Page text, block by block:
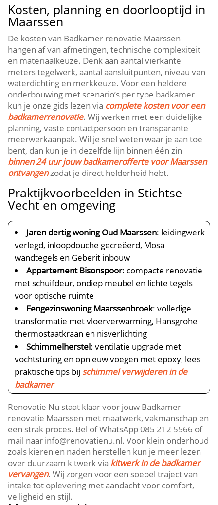
Kosten, planning en doorlooptijd in
Maarssen
De kosten van Badkamer renovatie Maarssen
hangen af van afmetingen, technische complexiteit
en materiaalkeuze.​ Denk aan aantal vierkante
meters tegelwerk, aantal aansluitpunten, niveau van
waterdichting en merkkeuze.​ Voor een heldere
onderbouwing met scenario’s per type badkamer
kun je onze gids lezen via complete kosten voor een
badkamerrenovatie.​ Wij werken met een duidelijke
planning, vaste contactpersoon en transparante
meerwerkaanpak.​ Wil je snel weten waar je aan toe
bent, dan kun je in dezelfde lijn binnen één zin
binnen 24 uur jouw badkamerofferte voor Maarssen
ontvangenzodat je direct helderheid hebt.​
Praktijkvoorbeelden in Stichtse
Vecht en omgeving
Jaren dertig woning Oud Maarssen: leidingwerk
verlegd, inloopdouche gecreëerd, Mosa
wandtegels en Geberit inbouw
Appartement Bisonspoor: compacte renovatie
met schuifdeur, ondiep meubel en lichte tegels
voor optische ruimte
Eengezinswoning Maarssenbroek: volledige
transformatie met vloerverwarming, Hansgrohe
thermostaatkraan en nisverlichting
Schimmelherstel: ventilatie upgrade met
vochtsturing en opnieuw voegen met epoxy, lees
praktische tips bij schimmel verwijderen in de
badkamer
Renovatie Nu staat klaar voor jouw Badkamer
renovatie Maarssen met maatwerk, vakmanschap en
een strak proces.​ Bel of WhatsApp 085 212 5566 of
mail naar info@renovatienu.​nl.​ Voor klein onderhoud
zoals kieren en naden herstellen kun je meer lezen
over duurzaam kitwerk via kitwerk in de badkamer
vervangen.​ Wij zorgen voor een soepel traject van
intake tot oplevering met aandacht voor comfort,
veiligheid en stijl.​